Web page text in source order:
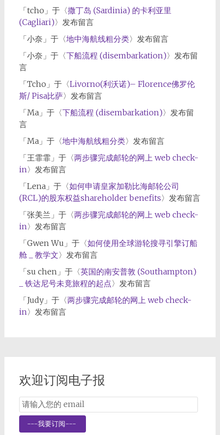
「tcho 」于〈撒丁岛 (Sardinia) 的卡利亚里
(Cagliari)〉发布留言
「小奈 」于〈地中海航线粗分类〉发布留言
「小奈 」于〈下船流程 (disembarkation)〉发布留
言
「Tcho 」于〈Livorno(利沃诺)– Florence佛罗伦
斯/ Pisa比萨〉发布留言
「Ma」于〈下船流程 (disembarkation)〉发布留
言
「Ma」于〈地中海航线粗分类〉发布留言
「王霏霏 」于〈两步骤完成邮轮的网上 web check-
in〉发布留言
「Lena」于〈如何申请皇家加勒比海邮轮公司
(RCL)的股东权益shareholder benefits〉发布留言
「张美兰 」于〈两步骤完成邮轮的网上 web check-
in〉发布留言
「Gwen Wu 」于〈如何使用全球游轮搜寻引擎订船
舱 _ 教学文〉发布留言
「su chen 」于〈英国的南安普敦 (Southampton)
_ 铁达尼号未竟旅程的起点〉发布留言
「Judy」于〈两步骤完成邮轮的网上 web check-
in〉发布留言
欢迎订阅电子报
Email
Subscription
---我要订阅---